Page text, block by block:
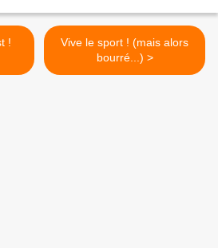
Vive le sport ! (mais alors
bourré...) >